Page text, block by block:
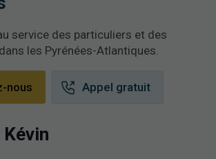
Kévin
service des particuliers et des
les Pyrénées-Atlantiques.
nous Appel gratuit